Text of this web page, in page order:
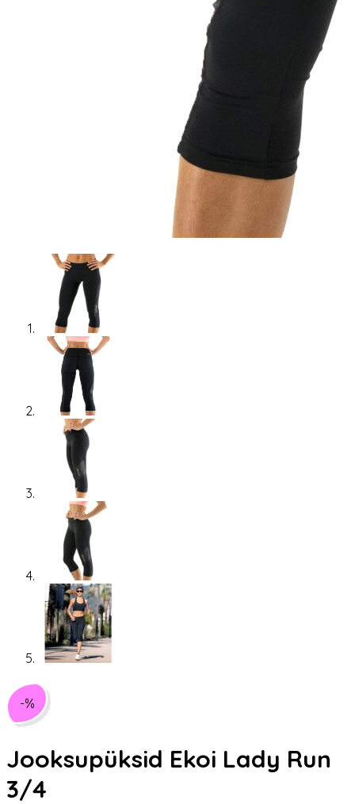
-%
Jooksupüksid Ekoi Lady Run
3/4